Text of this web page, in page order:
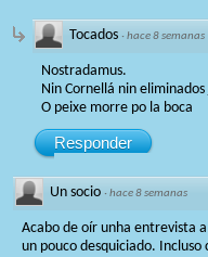
Tocados ·hace 8 semanas
Nostradamus.
Nin Cornellá nin
O peixe morre po la boca
Responder
Un socio ·hace 8 semanas
Acabo de oír unha entrevista
un pouco desquiciado.